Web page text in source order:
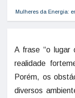
Mulheres da Energia:
A frase “o lugar
realidade
Porém, os
diversos